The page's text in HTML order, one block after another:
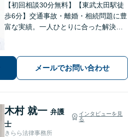
【初回相談30分無料】【東武太田駅徒
歩6分】交通事故・離婚・相続問題に豊
富な実績。一人ひとりに合った解決方
もご相談ください。
メールでお問い合わせ
木村 就一 弁護
士
インタビューを見
る
きらら法律事務所